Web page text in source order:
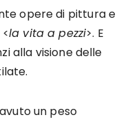
opere di pittura e
la vita a pezzi>. E
alla visione delle
un peso